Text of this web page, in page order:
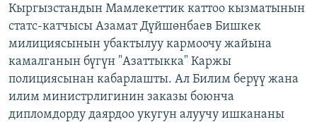
БИЗ ЖАНА ДҮЙНӨ
ЭЖЕ-СИҢДИЛЕР
АЗАТТЫК+
ЫҢГАЙСЫЗ СУРООЛОР
Русский
ОНЛАЙН ШЕРИНЕ
Кыргызстандын Мамлекеттик каттоо кызматынын
статс-катчысы Азамат Дүйшөнбаев Бишкек
милициясынын убактылуу кармоочу жайына
камалганын бүгүн "Азаттыкка" Каржы
полициясынан кабарлашты. Ал Билим берүү жана
илим министрлигинин заказы боюнча
дипломдорду даярдоо укугун алуучу ишкананы